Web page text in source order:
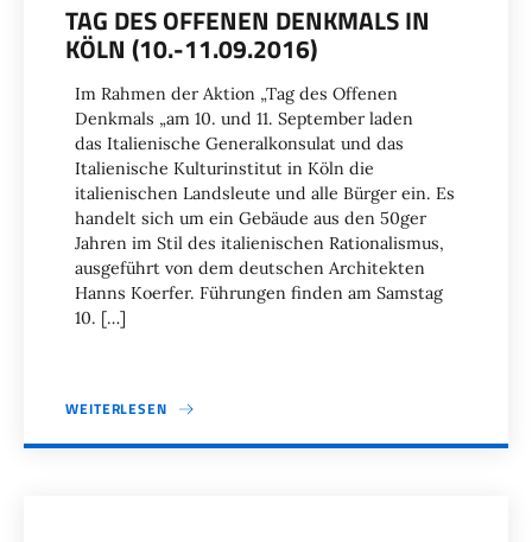
TAG DES OFFENEN DENKMALS IN
KÖLN (10.-11.09.2016)
Im Rahmen der Aktion „Tag des Offenen
Denkmals „am 10. und 11. September laden
das Italienische Generalkonsulat und das
Italienische Kulturinstitut in Köln die
italienischen Landsleute und alle Bürger ein. Es
handelt sich um ein Gebäude aus den 50ger
Jahren im Stil des italienischen Rationalismus,
ausgeführt von dem deutschen Architekten
Hanns Koerfer. Führungen finden am Samstag
10. […]
WEITERLESEN